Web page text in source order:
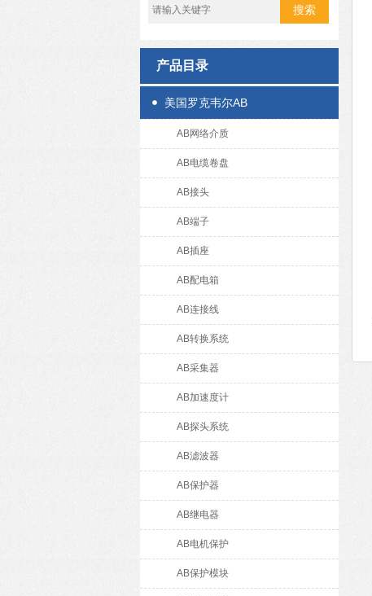
产品目录
美国罗克韦尔AB
AB网络介质
AB电缆卷盘
AB接头
AB端子
AB插座
AB配电箱
AB连接线
AB转换系统
AB采集器
AB加速度计
AB探头系统
AB滤波器
AB保护器
AB继电器
AB电机保护
AB保护模块